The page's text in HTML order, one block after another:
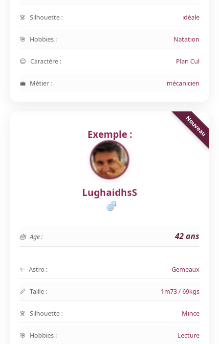
Silhouette : idéale
Hobbies : Natation
Caractère : Plan Cul
Métier : mécanicien
Exemple :
LughaidhsS
Age : 42 ans
Astro : Gemeaux
Taille : 1m73 / 69kgs
Silhouette : Mince
Hobbies : Lecture